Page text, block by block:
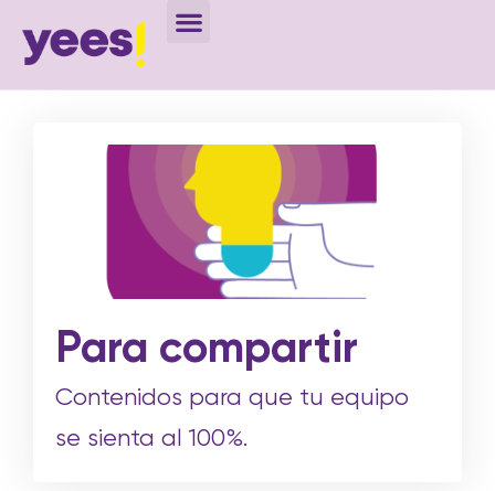
Para compartir
Contenidos para que tu equipo
se sienta al 100%.